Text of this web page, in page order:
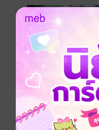
SET Warlord
( ชุด 18 เล่มจบ )